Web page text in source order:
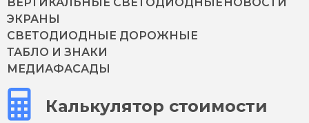
ЭКРАНЫ
СВЕТОДИОДНЫЕ ДОРОЖНЫЕ
ТАБЛО И ЗНАКИ
МЕДИАФАСАДЫ
Калькулятор стоимости